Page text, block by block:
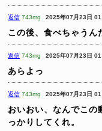
返信 743mg 2025年07月23日
この後、食べちゃうん
返信 743mg 2025年07月23日
あらよっ
返信 743mg 2025年07月23日
おいおい、なんでこの
っかりしてくれ。